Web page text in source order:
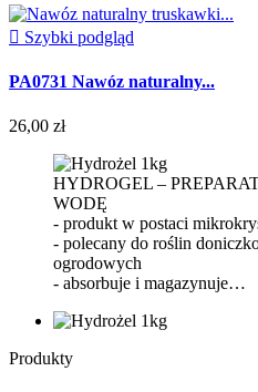
 Szybki podgląd
PA0731 Nawóz naturalny...
26,00 zł
HYDROGEL –
WODĘ
- produkt w postaci
- polecany do roślin
ogrodowych
- absorbuje i magazynuje…
Produkty